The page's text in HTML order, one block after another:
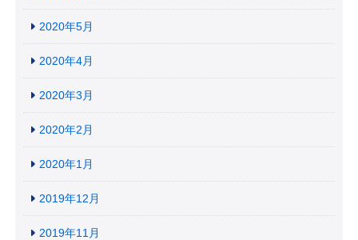
2020年5月
2020年4月
2020年3月
2020年2月
2020年1月
2019年12月
2019年11月